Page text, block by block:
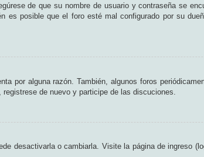
de que su nombre de usuario y contraseña se
es posible que el foro esté mal configurado por su
por alguna razón. También, algunos foros
de nuevo y participe de las discuciones.
desactivarla o cambiarla. Visite la página de ingreso